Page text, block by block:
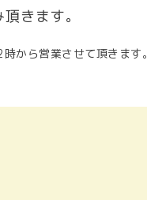
きます。
ら営業させて頂きます。